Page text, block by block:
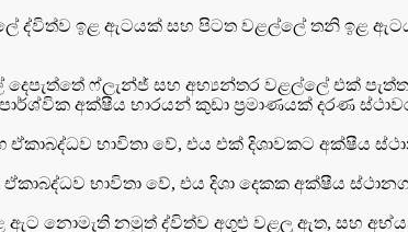
ද්විත්ව ඉළ ඇටයක් සහ පිටත වළල්ලේ තනි ඉළ
දෙපැත්තේ ෆ්ලැන්ජ් සහ අභ්‍යන්තර වළල්ලේ එක්
අක්ෂීය භාරයන් කුඩා ප්‍රමාණයක් දරණ
භාවිතා වේ, එය එක් දිශාවකට අක්ෂීය
භාවිතා වේ, එය දිශා දෙකක අක්ෂීය
ඇට නොමැති නමුත් ද්විත්ව අගුළු වළලු ඇත, සහ